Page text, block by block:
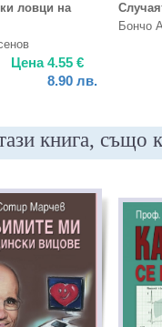
ловци на
Цена4.55 €
8.90 лв.
Бончо
книга, също